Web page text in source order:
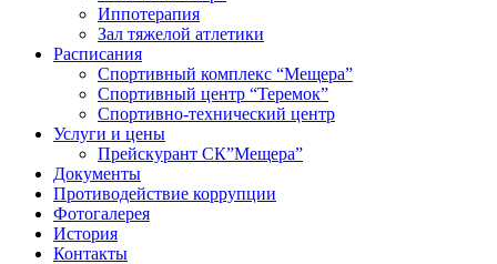
Иппотерапия
Зал тяжелой атлетики
Расписания
Спортивный комплекс “Мещера”
Спортивный центр “Теремок”
Спортивно-технический центр
Услуги и цены
Прейскурант СК”Мещера”
Документы
Противодействие коррупции
Фотогалерея
История
Контакты